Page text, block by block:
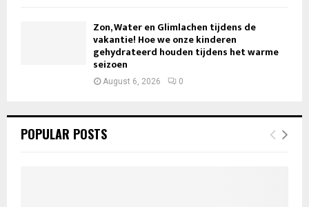
Zon, Water en Glimlachen tijdens de
vakantie! Hoe we onze kinderen
gehydrateerd houden tijdens het warme
seizoen
August 6, 2026 0
POPULAR POSTS